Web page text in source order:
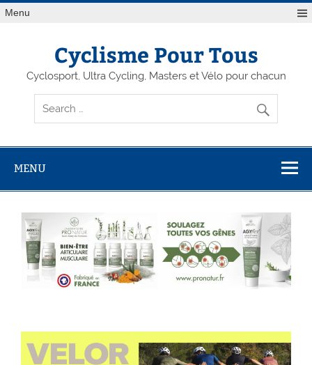
Menu
Cyclisme Pour Tous
Cyclosport, Ultra Cycling, Masters et Vélo pour chacun
MENU